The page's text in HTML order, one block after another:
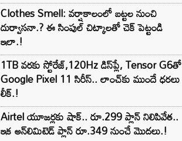
Clothes Smell: వర్షాకాలంలో బట్టల నుంచి
దుర్వాసనా.? ఈ సింపుల్ చిట్కాలతో చెక్ పెట్టండి
ఇలా.!
1TB వరకు స్టోరేజ్,120Hz డిస్‌ప్లే, Tensor G6తో
Google Pixel 11 సిరీస్.. లాంచ్⁭కు ముందే ధరలు
లీక్.!
Airtel యూజర్లకు షాక్.. రూ.299 ప్లాన్ నిలిపివేత..
ఇక అన్‌లిమిటెడ్ ప్లాన్ రూ.349 నుంచే మొదలు.!